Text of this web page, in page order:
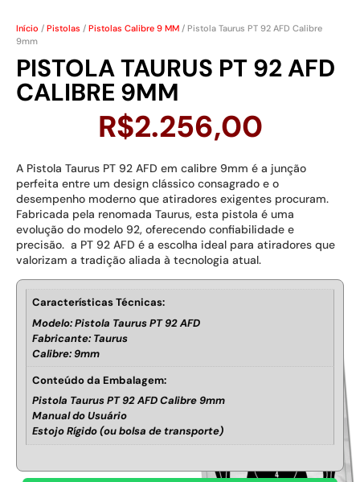
Início / Pistolas / Pistolas Calibre 9 MM / Pistola Taurus PT 92 AFD Calibre
9mm
PISTOLA TAURUS PT 92 AFD
CALIBRE 9MM
R$2.256,00
A Pistola Taurus PT 92 AFD em calibre 9mm é a junção
perfeita entre um design clássico consagrado e o
desempenho moderno que atiradores exigentes procuram.
Fabricada pela renomada Taurus, esta pistola é uma
evolução do modelo 92, oferecendo confiabilidade e
precisão. a PT 92 AFD é a escolha ideal para atiradores que
valorizam a tradição aliada à tecnologia atual.
Características Técnicas:
Modelo: Pistola Taurus PT 92 AFD
Fabricante: Taurus
Calibre: 9mm
Conteúdo da Embalagem:
Pistola Taurus PT 92 AFD Calibre 9mm
Manual do Usuário
Estojo Rígido (ou bolsa de transporte)